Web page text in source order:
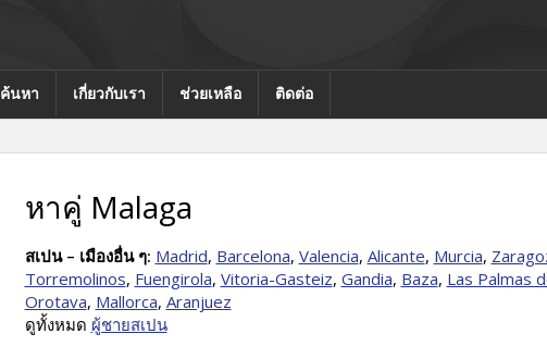
ค้นหา เกี่ยวกับเรา ช่วยเหลือ ติดต่อ
หาคู่ Malaga
สเปน – เมืองอื่น ๆ: Madrid, Barcelona, Valencia, Alicante, Murcia,
Torremolinos, Fuengirola, Vitoria-Gasteiz, Gandia, Baza, Las Palmas
Orotava, Mallorca, Aranjuez
ดูทั้งหมด ผู้ชายสเปน